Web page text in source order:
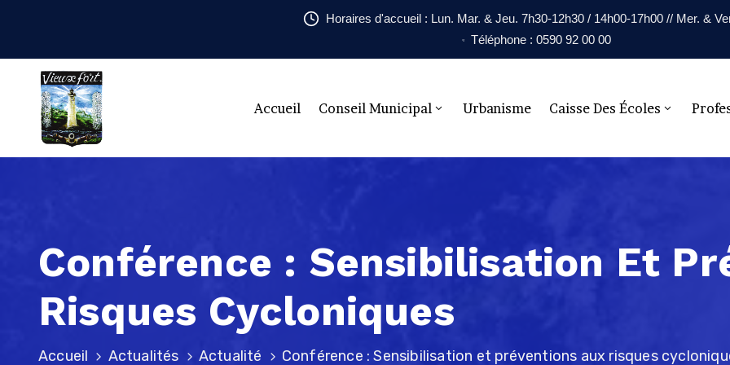
Horaires d'accueil : Lun. Mar. & Jeu. 7h30-12h30 / 14h00-17h00 // Mer. &
Téléphone : 0590 92 00 00
Accueil Conseil Municipal Urbanisme Caisse Des Écoles
Conférence : Sensibilisation Et
Risques Cycloniques
Accueil Actualités Actualité Conférence : Sensibilisation et préventions aux risques